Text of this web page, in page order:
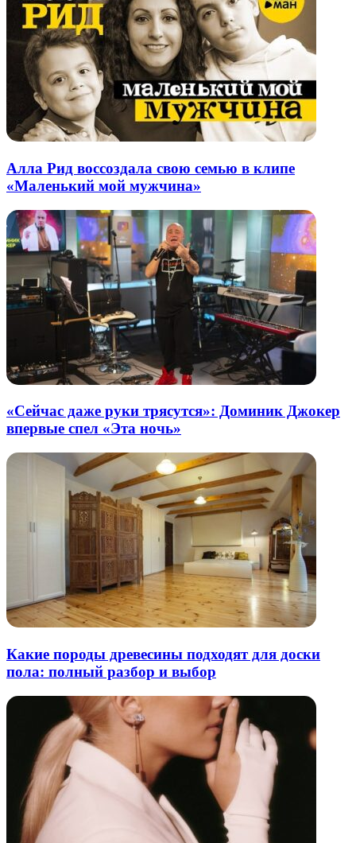
Алла Рид воссоздала свою семью в клипе
«Маленький мой мужчина»
«Сейчас даже руки трясутся»: Доминик Джокер
впервые спел «Эта ночь»
Какие породы древесины подходят для доски
пола: полный разбор и выбор